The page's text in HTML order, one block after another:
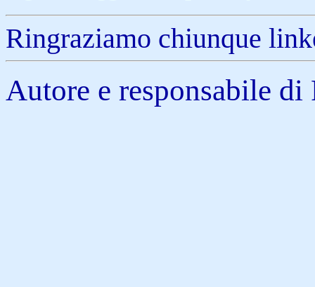
Ringraziamo chiunque
Autore e responsabile